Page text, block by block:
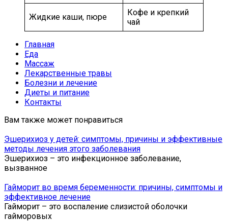
Жидкие каши, пюре
Кофе и крепкий
чай
Главная
Еда
Массаж
Лекарственные травы
Болезни и лечение
Диеты и питание
Контакты
Вам также может понравиться
Эшерихиоз у детей: симптомы, причины и эффективные
методы лечения этого заболевания
Эшерихиоз – это инфекционное заболевание,
вызванное
Гайморит во время беременности: причины, симптомы и
эффективное лечение
Гайморит – это воспаление слизистой оболочки
гайморовых